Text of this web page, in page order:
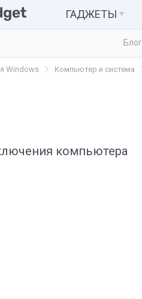
ГАДЖЕТЫ
Компьютер и
Блог
Windows Компьютер и система
компьютера